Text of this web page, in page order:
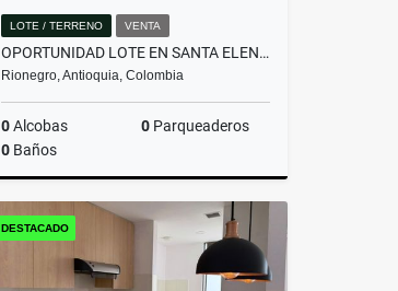
LOTE / TERRENO VENTA
OPORTUNIDAD LOTE EN SANTA ELENA RODEADO DE BOSQUE
Rionegro, Antioquia, Colombia
0Alcobas 0 Parqueaderos
0 Baños
Venta
$350.000.000
DESTACADO